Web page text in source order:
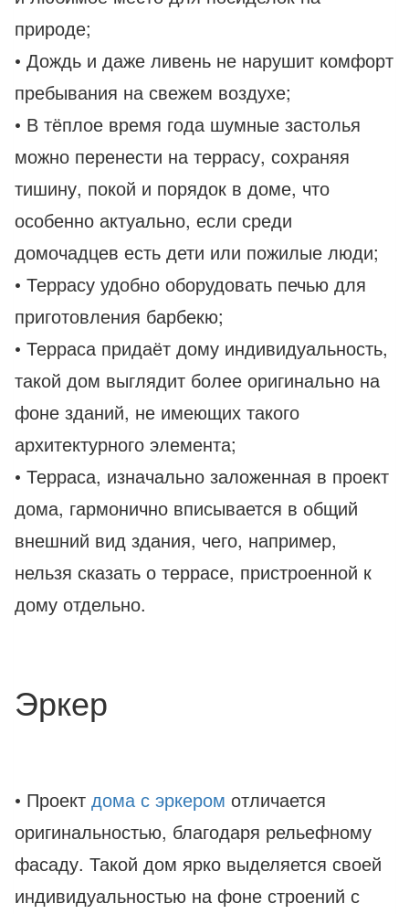
природе;
• Дождь и даже ливень не нарушит комфорт
пребывания на свежем воздухе;
• В тёплое время года шумные застолья
можно перенести на террасу, сохраняя
тишину, покой и порядок в доме, что
особенно актуально, если среди
домочадцев есть дети или пожилые люди;
• Террасу удобно оборудовать печью для
приготовления барбекю;
• Терраса придаёт дому индивидуальность,
такой дом выглядит более оригинально на
фоне зданий, не имеющих такого
архитектурного элемента;
• Терраса, изначально заложенная в проект
дома, гармонично вписывается в общий
внешний вид здания, чего, например,
нельзя сказать о террасе, пристроенной к
дому отдельно.
Эркер
• Проект дома с эркером отличается
оригинальностью, благодаря рельефному
фасаду. Такой дом ярко выделяется своей
индивидуальностью на фоне строений с